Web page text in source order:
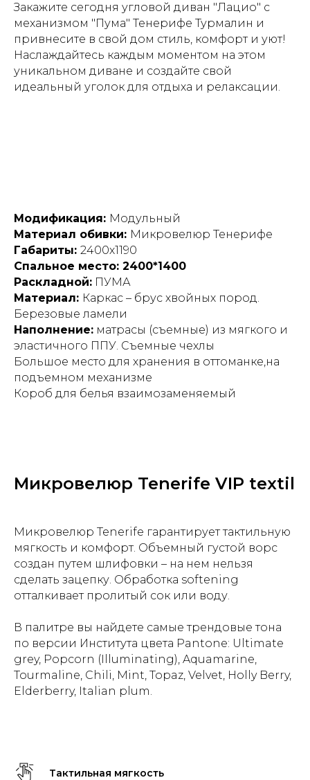
Закажите сегодня угловой диван "Лацио" с
механизмом "Пума" Тенерифе Турмалин и
привнесите в свой дом стиль, комфорт и уют!
Наслаждайтесь каждым моментом на этом
уникальном диване и создайте свой
идеальный уголок для отдыха и релаксации.
Модификация: Модульный
Материал обивки: Микровелюр Тенерифе
Габариты: 2400х1190
Спальное место: 2400*1400
Раскладной: ПУМА
Материал: Каркас – брус хвойных пород.
Березовые ламели
Наполнение: матрасы (съемные) из мягкого и
эластичного ППУ. Съемные чехлы
Большое место для хранения в оттоманке,на
подъемном механизме
Короб для белья взаимозаменяемый
Микровелюр Tenerife VIP textil
Микровелюр Tenerife гарантирует тактильную
мягкость и комфорт. Объемный густой ворс
создан путем шлифовки – на нем нельзя
сделать зацепку. Обработка softening
отталкивает пролитый сок или воду.
В палитре вы найдете самые трендовые тона
по версии Института цвета Pantone: Ultimate
grey, Popcorn (Illuminating), Aquamarine,
Tourmaline, Chili, Mint, Topaz, Velvet, Holly Berry,
Elderberry, Italian plum.
Тактильная мягкость